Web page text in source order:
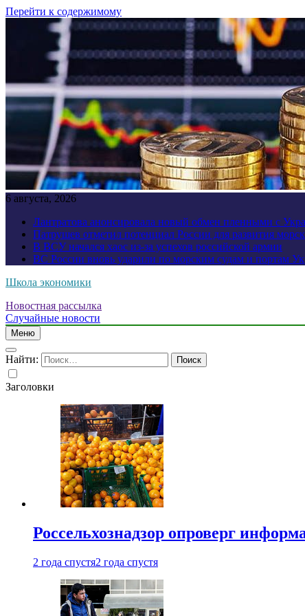
Перейти к содержимому
6 августа, 2026
Лантратова анонсировала новый обмен пленными с
Патрушев отметил потенциал России для развития
В ВСУ начался хаос из-за успехов российской армии
ВС России вновь ударили по морским судам и портам
Школа экономики
Новостная рассылка
Случайные новости
Меню
Найти:
Заголовки
Россельхознадзор опроверг
2 года спустя2 года спустя